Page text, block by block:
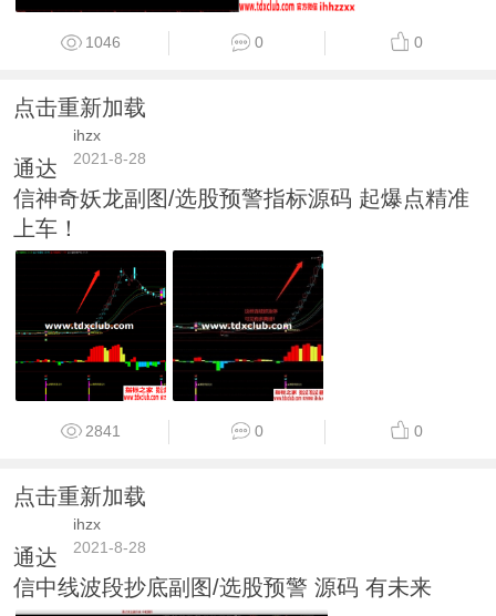
1046 0 0
点击重新加载
ihzx
2021-8-28
通达
信神奇妖龙副图/选股预警指标源码 起爆点精准
上车！
2841 0 0
点击重新加载
ihzx
2021-8-28
通达
信中线波段抄底副图/选股预警 源码 有未来